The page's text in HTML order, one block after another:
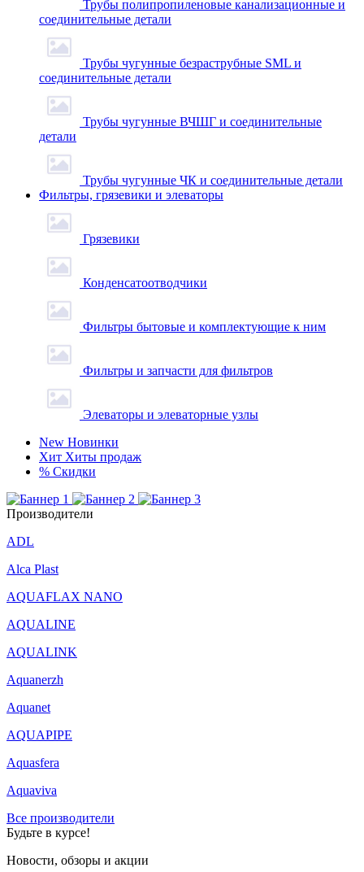
Трубы полипропиленовые канализационные и
соединительные детали
Трубы чугунные безраструбные SML и
соединительные детали
Трубы чугунные ВЧШГ и соединительные
детали
Трубы чугунные ЧК и соединительные детали
Фильтры, грязевики и элеваторы
Грязевики
Конденсатоотводчики
Фильтры бытовые и комплектующие к ним
Фильтры и запчасти для фильтров
Элеваторы и элеваторные узлы
New Новинки
Хит Хиты продаж
% Скидки
Производители
ADL
Alca Plast
AQUAFLAX NANO
AQUALINE
AQUALINK
Aquanerzh
Aquanet
AQUAPIPE
Aquasfera
Aquaviva
Все производители
Будьте в курсе!
Новости, обзоры и акции